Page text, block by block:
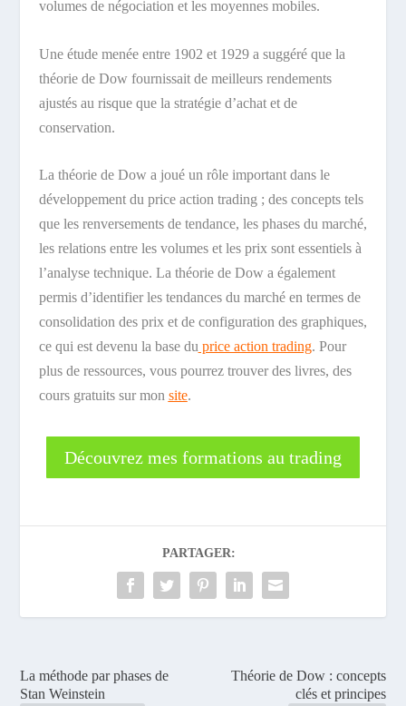
volumes de négociation et les moyennes mobiles.
Une étude menée entre 1902 et 1929 a suggéré que la
théorie de Dow fournissait de meilleurs rendements
ajustés au risque que la stratégie d’achat et de
conservation.
La théorie de Dow a joué un rôle important dans le
développement du price action trading ; des concepts tels
que les renversements de tendance, les phases du marché,
les relations entre les volumes et les prix sont essentiels à
l’analyse technique. La théorie de Dow a également
permis d’identifier les tendances du marché en termes de
consolidation des prix et de configuration des graphiques,
ce qui est devenu la base du price action trading. Pour
plus de ressources, vous pourrez trouver des livres, des
cours gratuits sur mon site.
Découvrez mes formations au trading
PARTAGER:
La méthode par phases de
Stan Weinstein
Théorie de Dow : concepts
clés et principes